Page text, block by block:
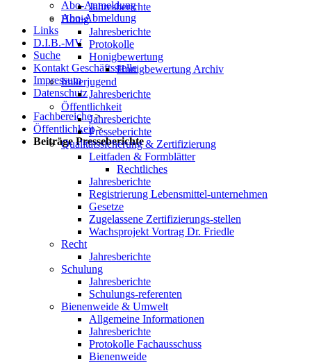
Abo-Anmeldung
Abo-Abmeldung
Links
D.I.B.-MV
Suche
Kontakt Geschäftsstelle
Impressum
Datenschutz
Fachbereiche >
Öffentlichkeit >
Beiträge Presseberichte
Jahresberichte
Honig
Jahresberichte
Protokolle
Honigbewertung
Honigbewertung Archiv
Imkerjugend
Jahresberichte
Öffentlichkeit
Jahresberichte
Presseberichte
Qualitätssicherung & Zertifizierung
Leitfaden & Formblätter
Rechtliches
Jahresberichte
Registrierung Lebensmittel-unternehmen
Gesetze
Zugelassene Zertifizierungs-stellen
Wachsprojekt Vortrag Dr. Friedle
Recht
Jahresberichte
Schulung
Jahresberichte
Schulungs-referenten
Bienenweide & Umwelt
Allgemeine Informationen
Jahresberichte
Protokolle Fachausschuss
Bienenweide